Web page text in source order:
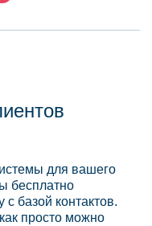
для вашего
бесплатно
базой контактов.
просто можно